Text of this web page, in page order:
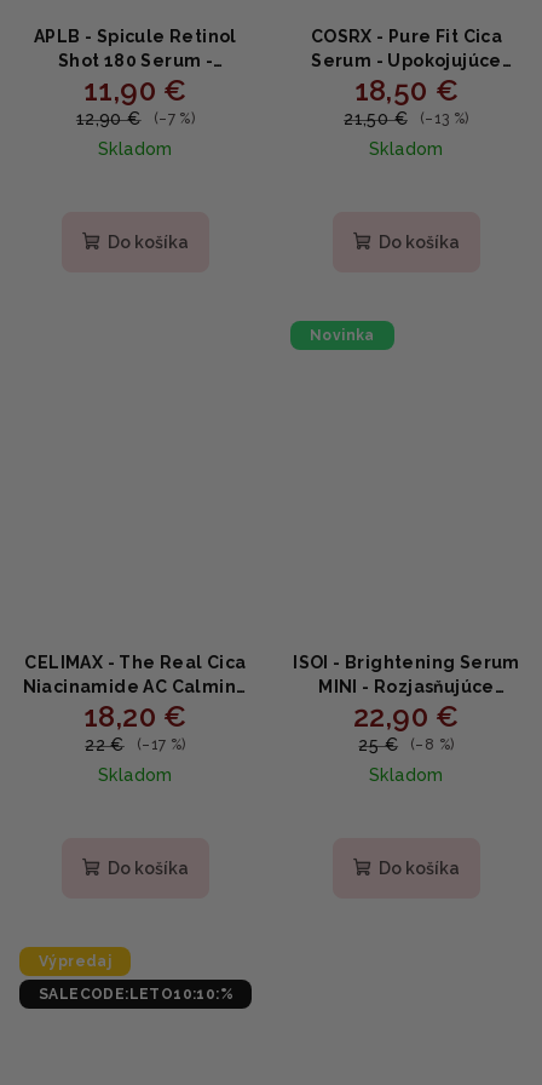
APLB - Spicule Retinol
Shot 180 Serum -
Vyhladzujúce sérum s
retinolom a spikulami
11,90 €
12,90 € (–7 %)
Skladom
Do košíka
COSRX - Pure Fit Cica
Serum - Upokojujúce
sérum s centellou 30ml
18,50 €
21,50 € (–13 %)
Skladom
Do košíka
CELIMAX - The Real Cica
Niacinamide AC Calming
Serum - Upokojujúce
sérum s cica a
18,20 €
22 € (–17 %)
Skladom
produktu
hviezdičiek.
Do košíka
Novinka
ISOI - Brightening Serum
MINI - Rozjasňujúce
sérum proti
pigmentáciám s
vitamínom C,
niacínamidom a
22,90 €
25 € (–8 %)
Skladom
Do košíka
Výpredaj
SALECODE:LETO10:10:%